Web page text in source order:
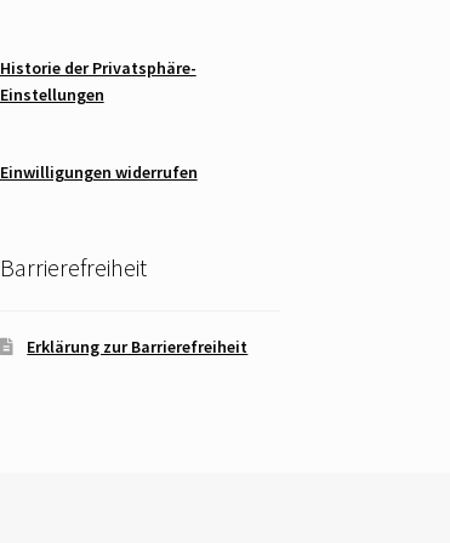
Historie der Privatsphäre-
Einstellungen
Einwilligungen widerrufen
Barrierefreiheit
Erklärung zur Barrierefreiheit